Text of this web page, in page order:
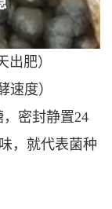
肥）
速度）
，密封静置24
，就代表菌种